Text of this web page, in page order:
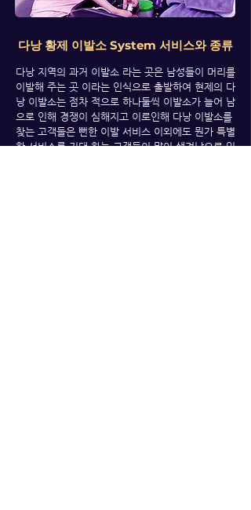
다낭 황제 이발소 System 서비스와 종류
다낭 지역의 과거 이발소 라는 곳은 남성들이 머리를
이발해 주는 곳 이라는 인식으로 출발하여 현제의 다
낭 이발소는 점차 적으로 하나둘씩 이발소가 늘어 남
으로 인해 경쟁이 심해지고 이로인해 다낭 이발소를
찾는 고객들은 뻔한 이발 서비스 이외에도 뭔가 특별
한 서비스를 기대 하는 고객들이 많이 생겨남으로 인